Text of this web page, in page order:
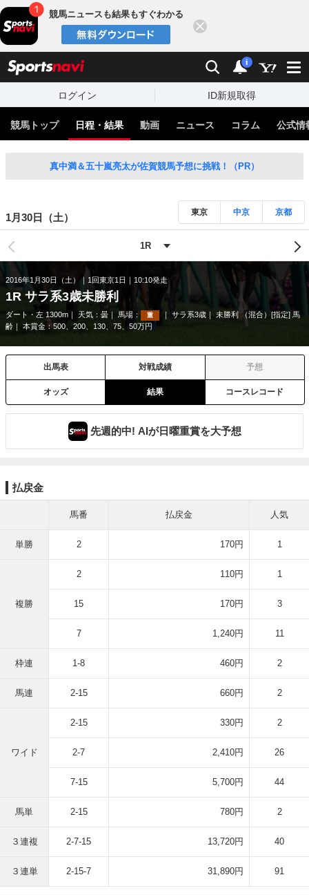
競馬ニュースも結果もすぐわかる
検索 通知
i
ログイン ID新規取得
競馬トップ 日程・結果 動画 ニュース コラム 公式情
真中満＆五十嵐亮太が佐賀競馬予想に挑戦！（PR）
1月30日（土） 東京 中京 京都
2016年1月30日（土） 1回東京1日 10:10発走
1R サラ系3歳未勝利
ダート・左 1300m 天気： 曇 馬場： 重 サラ系3歳
未勝利 （混合）[指定] 馬
齢
本賞金：500、200、130、75、50万円
出馬表 対戦成績 予想
オッズ 結果 コースレコード
先週的中! AIが日曜重賞を大予想
払戻金
馬番 払戻金 人気
単勝 2 170円 1
複勝
2 110円 1
15 170円 3
7 1,240円 11
枠連 1-8 460円 2
馬連 2-15 660円 2
ワイド
2-15 330円 2
2-7 2,410円 26
7-15 5,700円 44
馬単 2-15 780円 2
３連複 2-7-15 13,720円 40
３連単 2-15-7 31,890円 91